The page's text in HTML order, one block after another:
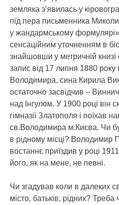
земляка з’явилась у
під пера письменника
у жандармському формулярі»
сенсаційним уточненням в
знайшовши у метричній
запис від 17 липня 1880
Володимира, сина Кирила
остаточно засвідчив –
над Інгулом. У 1900 році він
гімназії Златополя і поїхав
св.Володимира м.Києва. Чи
в рідному місці? Володимир
востаннє приїздив у році
його, як на мене, не певні.
Чи згадував коли в далеких
місто, батьків, рідних?